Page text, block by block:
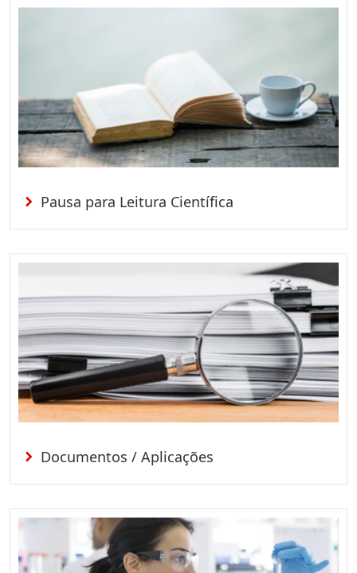
Pausa para Leitura Científica
Documentos / Aplicações